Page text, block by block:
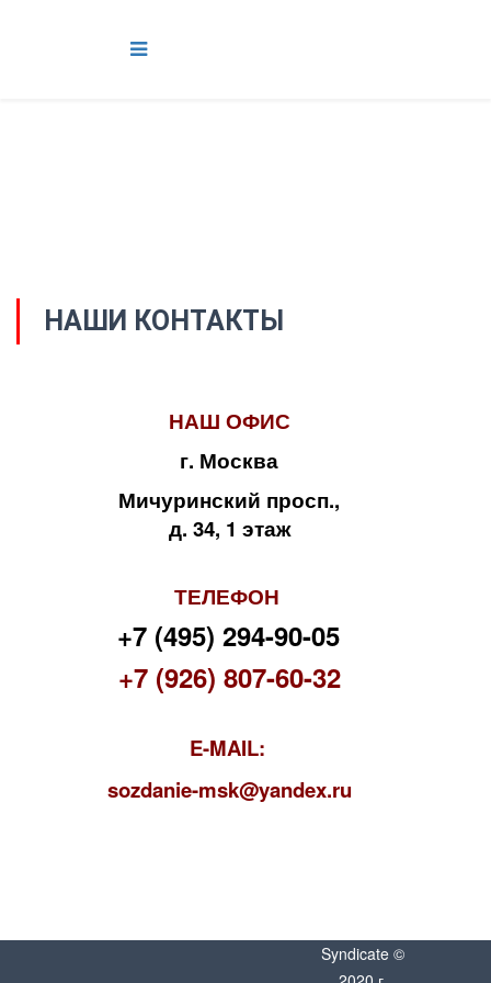
НАШИ КОНТАКТЫ
НАШ ОФИС
г. Москва
Мичуринский просп.,
д. 34, 1 этаж
ТЕЛЕФОН
+7 (495) 294-90-05
+7 (926) 807-60-32
E-MAIL:
sozdanie-msk@yandex.ru
Syndicate ©